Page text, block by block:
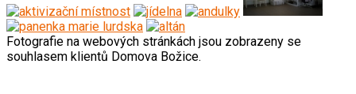
Fotografie na webových stránkách jsou zobrazeny se
souhlasem klientů Domova Božice.